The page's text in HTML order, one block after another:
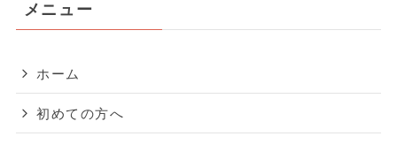
メニュー
ホーム
初めての方へ